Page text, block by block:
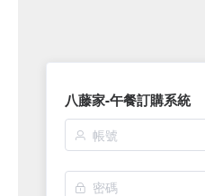
八藤家-午餐訂購系統